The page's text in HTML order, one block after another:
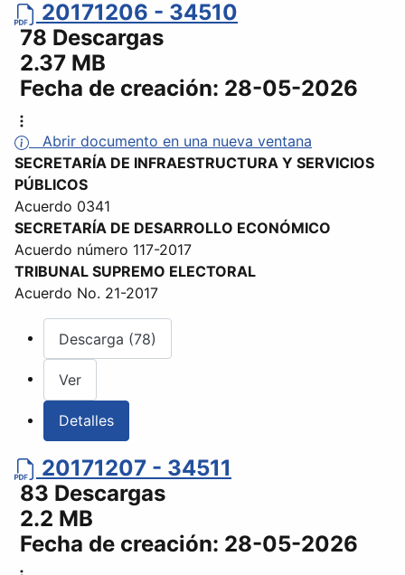
20171206 - 34510
78 Descargas
2.37 MB
Fecha de creación: 28-05-2026
Abrir documento en una nueva ventana
SECRETARÍA DE INFRAESTRUCTURA Y SERVICIOS
PÚBLICOS
Acuerdo 0341
SECRETARÍA DE DESARROLLO ECONÓMICO
Acuerdo número 117-2017
TRIBUNAL SUPREMO ELECTORAL
Acuerdo No. 21-2017
Descarga (78)
Ver
Detalles
20171207 - 34511
83 Descargas
2.2 MB
Fecha de creación: 28-05-2026